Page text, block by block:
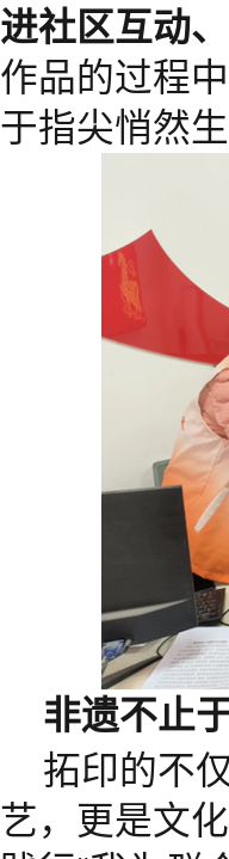
进社区互动
作品的过程
于指尖悄然生
非遗不止
拓印的不
艺，更是文